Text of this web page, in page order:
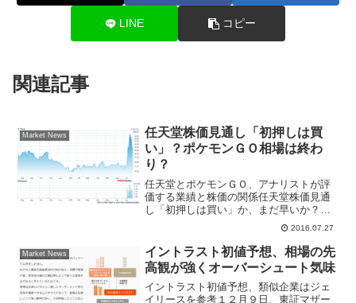
LINE コピー
関連記事
Market News
任天堂株価見通し「初押しは買
い」？ポケモンＧＯ相場は終わ
り？
任天堂とポケモンＧＯ、アナリストが評
価する業績と株価の関係任天堂株価見通
し「初押しは買い」か、まだ早いか？こ
こをご覧ください⇒注目株をメールでお
届け！無料登録任天堂 7/26終値 ２万
３５９０円 ＋３７０円昨日はストップ
安まで売り込まれた任...
2016.07.27
Market News
イントラスト初値予想、相場の先
高観が強くオーバーシュート気味
イントラスト初値予想、類似企業はジェ
イリースを参考１２月９日、東証マザー